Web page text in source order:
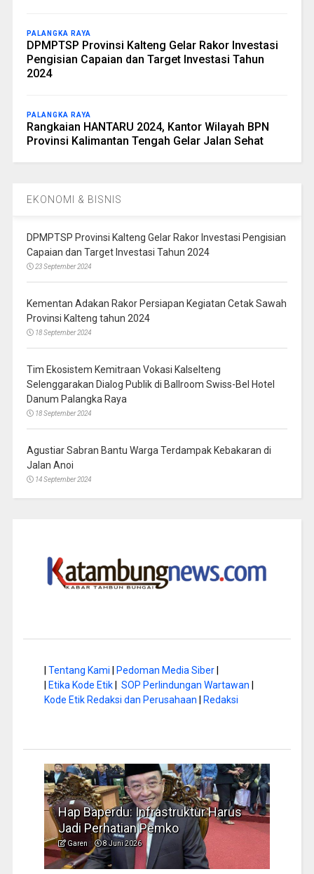
PALANGKA RAYA
DPMPTSP Provinsi Kalteng Gelar Rakor Investasi
Pengisian Capaian dan Target Investasi Tahun
2024
PALANGKA RAYA
Rangkaian HANTARU 2024, Kantor Wilayah BPN
Provinsi Kalimantan Tengah Gelar Jalan Sehat
EKONOMI & BISNIS
DPMPTSP Provinsi Kalteng Gelar Rakor Investasi Pengisian
Capaian dan Target Investasi Tahun 2024
23 September 2024
Kementan Adakan Rakor Persiapan Kegiatan Cetak Sawah
Provinsi Kalteng tahun 2024
18 September 2024
Tim Ekosistem Kemitraan Vokasi Kalselteng
Selenggarakan Dialog Publik di Ballroom Swiss-Bel Hotel
Danum Palangka Raya
18 September 2024
Agustiar Sabran Bantu Warga Terdampak Kebakaran di
Jalan Anoi
14 September 2024
Tentang Kami Pedoman Media Siber|
Etika Kode Etik| SOP Perlindungan Wartawan
Kode Etik Redaksi dan Perusahaan
Redaksi
Hap Baperdu: Infrastruktur Harus
Jadi Perhatian Pemko
Garen 8 Juni 2026